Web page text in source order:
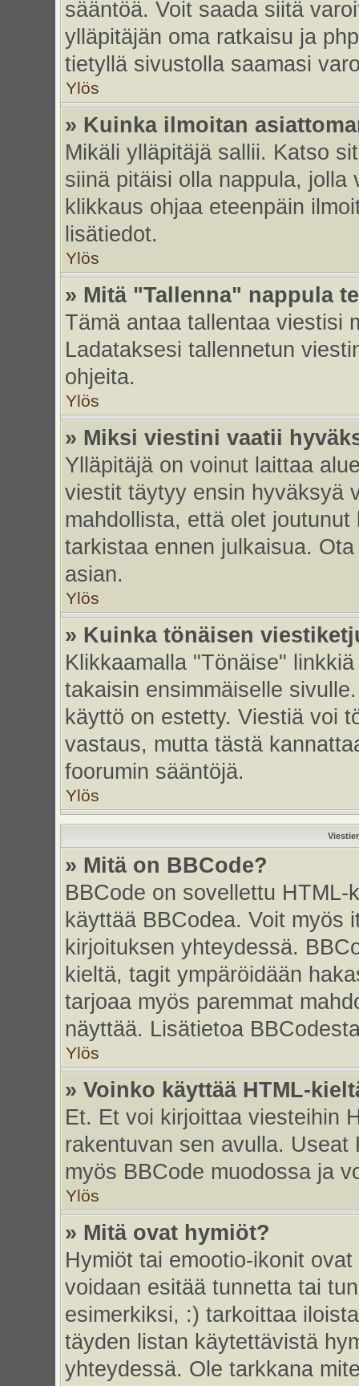
sääntöä. Voit saada siitä
ylläpitäjän oma ratkaisu ja
tietyllä sivustolla saamasi
Ylös
» Kuinka ilmoitan
Mikäli ylläpitäjä sallii. Katso
siinä pitäisi olla nappula, jolla
klikkaus ohjaa eteenpäin
lisätiedot.
Ylös
» Mitä "Tallenna" nappula
Tämä antaa tallentaa viestisi
Ladataksesi tallennetun
ohjeita.
Ylös
» Miksi viestini vaatii
Ylläpitäjä on voinut laittaa
viestit täytyy ensin hyväksyä
mahdollista, että olet
tarkistaa ennen julkaisua.
asian.
Ylös
» Kuinka tönäisen
Klikkaamalla "Tönäise"
takaisin ensimmäiselle
käyttö on estetty. Viestiä voi
vastaus, mutta tästä
foorumin sääntöjä.
Ylös
» Mitä on BBCode?
BBCode on sovellettu
käyttää BBCodea. Voit myös
kirjoituksen yhteydessä.
kieltä, tagit ympäröidään
tarjoaa myös paremmat
näyttää. Lisätietoa
Ylös
» Voinko käyttää HTML-
Et. Et voi kirjoittaa viesteihin
rakentuvan sen avulla.
myös BBCode muodossa ja
Ylös
» Mitä ovat hymiöt?
Hymiöt tai emootio-ikonit
voidaan esitää tunnetta tai
esimerkiksi, :) tarkoittaa
täyden listan käytettävistä
yhteydessä. Ole tarkkana